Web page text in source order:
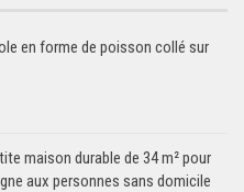
en forme de poisson collé sur
maison durable de 34 m² pour
aux personnes sans domicile